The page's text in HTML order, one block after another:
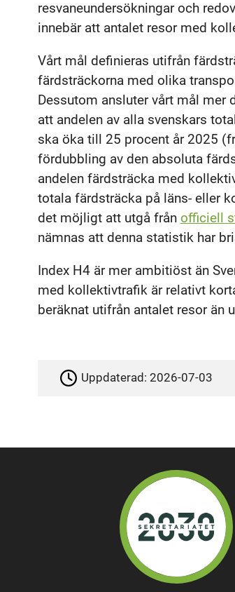
resvaneundersökningar och
innebär att antalet resor med
Vårt mål definieras utifrån
färdsträckorna med olika
Dessutom ansluter vårt mål mer
att andelen av alla svenskars
ska öka till 25 procent år 2025
fördubbling av den absoluta
andelen färdsträcka med
totala färdsträcka på läns- eller
det möjligt att utgå från officiell
nämnas att denna statistik har
Index H4 är mer ambitiöst än
med kollektivtrafik är relativt
beräknat utifrån antalet resor än
Uppdaterad:2026-07-03